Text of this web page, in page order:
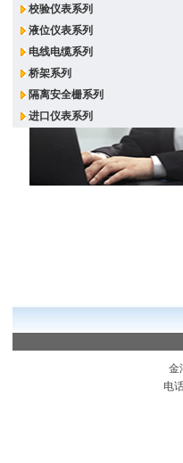
校验仪表系列
液位仪表系列
电线电缆系列
桥架系列
隔离安全栅系列
进口仪表系列
金
电